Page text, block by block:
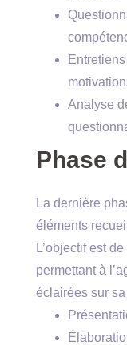
Analyse
Phase
La dernière
éléments
L’objectif est
permettant à
éclairées sur